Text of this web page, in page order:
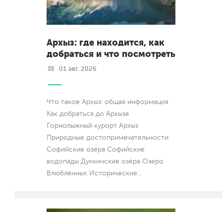
Архыз: где находится, как
добраться и что посмотреть
01 авг. 2026
Что такое Архыз: общая информация
Как добраться до Архыза
Горнолыжный курорт Архыз
Природные достопримечательности
Софийские озёра Софийские
водопады Дуккинские озёра Озеро
Влюблённых Исторические...